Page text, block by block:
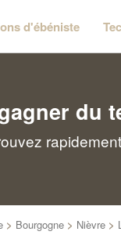
d'ébéniste
du
> Bourgogne > Nièvre >